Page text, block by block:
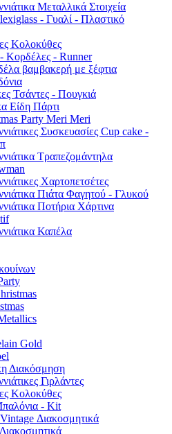
Μεταλλικά Στοιχεία
- Γυαλί - Πλαστικό
Κολοκύθες
Κορδέλες - Runner
βαμβακερή με ξέφτια
Τσάντες - Πουγκιά
Είδη Πάρτι
Party Meri Meri
Συσκευασίες Cup cake -
Τραπεζομάντηλα
Χαρτοπετσέτες
Πιάτα Φαγητού - Γλυκού
Ποτήρια Χάρτινα
Καπέλα
Gold
Διακόσμηση
Γιρλάντες
Κολοκύθες
- Kit
Διακοσμητικά